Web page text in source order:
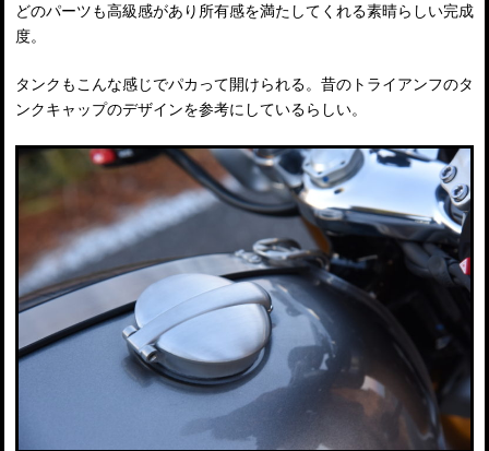
どのパーツも高級感があり所有感を満たしてくれる素晴らしい完成
度。
タンクもこんな感じでパカって開けられる。昔のトライアンフのタ
ンクキャップのデザインを参考にしているらしい。